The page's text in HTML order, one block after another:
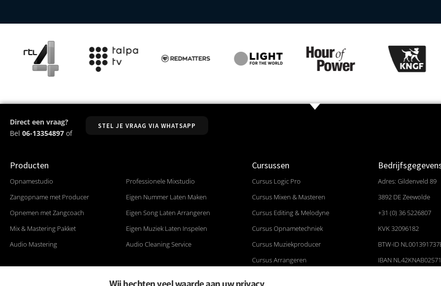
Direct een vraag?
Bel 06-13354897 of
STEL JE VRAAG VIA WHATSAPP
Producten
Opnamestudio
Zangopname met Producer
Opnemen met Zangcoach
Mix & Mastering Pakket
Audio Mastering
Professionele Mixstudio
Eigen Nummer Laten Maken
Eigen Song Laten Arrangeren
Eigen Muziek Laten Inspelen
Audio Cleaning Service
Cursussen
Cursus Logic Pro
Cursus Mixen & Masteren
Cursus Editing & Melodyne
Cursus Opnametechniek
Cursus Muziekproducer
Cursus Arrangeren
Adres: Gildenveld 89
3892 DE Zeewolde
+31 (0) 36 5226807
KVK 32096182
BTW-ID
IBAN
Wij hechten veel waarde aan uw privacy